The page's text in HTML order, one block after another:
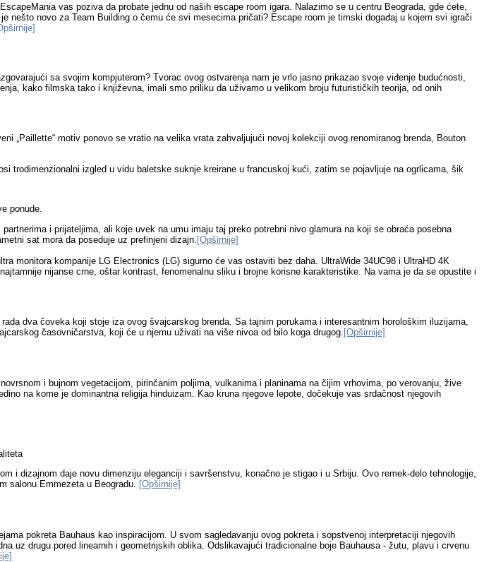
vas poziva da probate jednu od naših escape room igara. Nalazimo se u centru Beograda, gde ćete,
novo za Team Building o čemu će svi mesecima pričati? Escape room je timski događaj u kojem svi igrači
sa svojim kompjuterom? Tvorac ovog ostvarenja nam je vrlo jasno prikazao svoje viđenje budućnosti,
kako filmska tako i književna, imali smo priliku da uživamo u velikom broju futurističkih teorija, od onih
„Paillette“ motiv ponovo se vratio na velika vrata zahvaljujući novoj kolekciji ovog renomiranog brenda, Bouton
trodimenzionalni izgled u vidu baletske suknje kreirane u francuskoj kući, zatim se pojavljuje na ogrlicama, šik
ponude.
i prijateljima, ali koje uvek na umu imaju taj preko potrebni nivo glamura na koji se obraća posebna
sat mora da poseduje uz prefinjeni dizajn. [Opširnije]
monitora kompanije LG Electronics (LG) sigurno će vas ostaviti bez daha. UltraWide 34UC98 i UltraHD 4K
nijanse crne, oštar kontrast, fenomenalnu sliku i brojne korisne karakteristike. Na vama je da se opustite i
dva čoveka koji stoje iza ovog švajcarskog brenda. Sa tajnim porukama i interesantnim horološkim iluzijama,
časovničarstva, koji će u njemu uživati na više nivoa od bilo koga drugog. [Opširnije]
i bujnom vegetacijom, pirinčanim poljima, vulkanima i planinama na čijim vrhovima, po verovanju, žive
na kome je dominantna religija hinduizam. Kao kruna njegove lepote, dočekuje vas srdačnost njegovih
i dizajnom daje novu dimenziju eleganciji i savršenstvu, konačno je stigao i u Srbiju. Ovo remek-delo tehnologije,
salonu Emmezeta u Beogradu. [Opširnije]
pokreta Bauhaus kao inspiracijom. U svom sagledavanju ovog pokreta i sopstvenoj interpretaciji njegovih
uz drugu pored linearnih i geometrijskih oblika. Odslikavajući tradicionalne boje Bauhausa - žutu, plavu i crvenu